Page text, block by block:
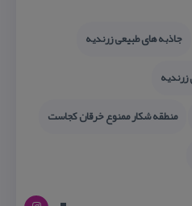
جاذبه های طبیعی زرندیه
منطقه شكار ممنوع خرقان كجاست